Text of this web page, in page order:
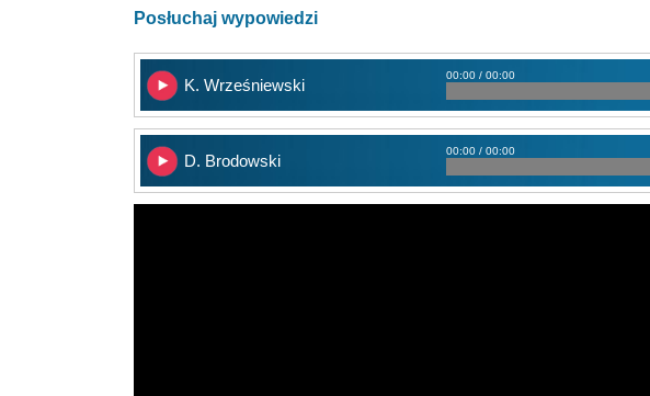
Posłuchaj wypowiedzi
K. Wrześniewski
00:00 / 00:00
D. Brodowski
00:00 / 00:00